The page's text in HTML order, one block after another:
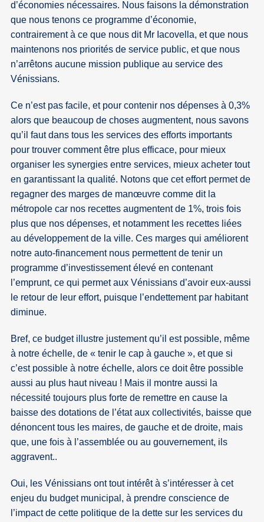
d’économies nécessaires. Nous faisons la démonstration
que nous tenons ce programme d’économie,
contrairement à ce que nous dit Mr Iacovella, et que nous
maintenons nos priorités de service public, et que nous
n’arrêtons aucune mission publique au service des
Vénissians.
Ce n’est pas facile, et pour contenir nos dépenses à 0,3%
alors que beaucoup de choses augmentent, nous savons
qu’il faut dans tous les services des efforts importants
pour trouver comment être plus efficace, pour mieux
organiser les synergies entre services, mieux acheter tout
en garantissant la qualité. Notons que cet effort permet de
regagner des marges de manœuvre comme dit la
métropole car nos recettes augmentent de 1%, trois fois
plus que nos dépenses, et notamment les recettes liées
au développement de la ville. Ces marges qui améliorent
notre auto-financement nous permettent de tenir un
programme d’investissement élevé en contenant
l’emprunt, ce qui permet aux Vénissians d’avoir eux-aussi
le retour de leur effort, puisque l’endettement par habitant
diminue.
Bref, ce budget illustre justement qu’il est possible, même
à notre échelle, de « tenir le cap à gauche », et que si
c’est possible à notre échelle, alors ce doit être possible
aussi au plus haut niveau ! Mais il montre aussi la
nécessité toujours plus forte de remettre en cause la
baisse des dotations de l’état aux collectivités, baisse que
dénoncent tous les maires, de gauche et de droite, mais
que, une fois à l’assemblée ou au gouvernement, ils
aggravent..
Oui, les Vénissians ont tout intérêt à s’intéresser à cet
enjeu du budget municipal, à prendre conscience de
l’impact de cette politique de la dette sur les services du